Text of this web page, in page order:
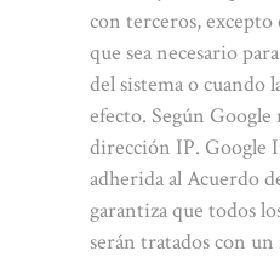
con terceros, excepto
que sea necesario
del sistema o cuando
efecto. Según Google
dirección IP. Google
adherida al Acuerdo
garantiza que todos
serán tratados con